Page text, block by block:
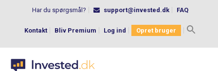
Har du spørgsmål? support@invested.dk FAQ
Kontakt Bliv Premium Log ind Opret bruger
Search